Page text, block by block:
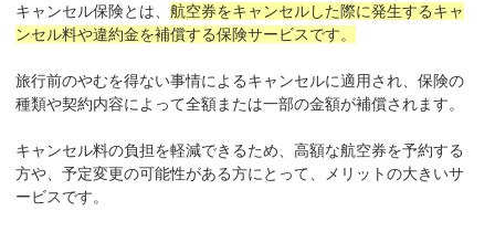
キャンセル保険とは、航空券をキャンセルした際に発生するキャ
ンセル料や違約金を補償する保険サービスです。
旅行前のやむを得ない事情によるキャンセルに適用され、保険の
種類や契約内容によって全額または一部の金額が補償されます。
キャンセル料の負担を軽減できるため、高額な航空券を予約する
方や、予定変更の可能性がある方にとって、メリットの大きいサ
ービスです。